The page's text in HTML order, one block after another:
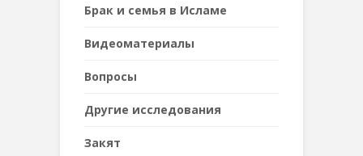
Брак и семья в Исламе
Видеоматериалы
Вопросы
Другие исследования
Закят